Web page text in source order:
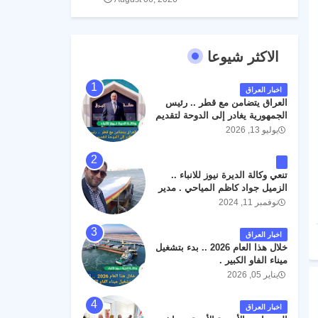
الاكثر شيوعا
اخبار العراق
العراق يتضامن مع قطر .. رئيس
الجمهورية يغادر إلى الدوحة لتقديم
واجب العزاء .
يوليو 13, 2026
تنعي وكالة الديرة نيوز للانباء ..
الزميل جواد كاظم المياحي . مدير
الخطوط الجوية العراقية السابق
البصرة الدولي اليوم الاثنين على
الطريق المؤدي من البوابة
الرئيسة الى صالة المسافرين .
حيث كان سبب الحادث يعود
لتصادم عجلته مع عجلة نوع كيا بنكو
مطار البصرة الدولي . سائلين الله
عز وجل ان يتغمد الفقيد بواسع
نوفمبر 11, 2024
اخبار العراق
خلال هذا العام 2026 .. بدء بتشغيل
ميناء الفاو الكبير .
يناير 05, 2026
اخبار العراق